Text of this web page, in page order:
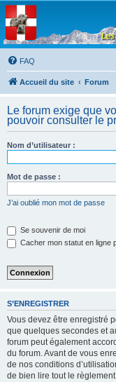
Les Marmottes de
Savoie
Forum d'entraide généalogique
FAQ
Accueil du site Forum
Le forum exige que
pouvoir consulter le
Nom d’utilisateur :
Mot de passe :
J’ai oublié mon mot de passe
Se souvenir de moi
Cacher mon statut en ligne
S’ENREGISTRER
Vous devez être enregistré
que quelques secondes et
forum peut également
du forum. Avant de vous
de nos conditions
de bien lire tout le